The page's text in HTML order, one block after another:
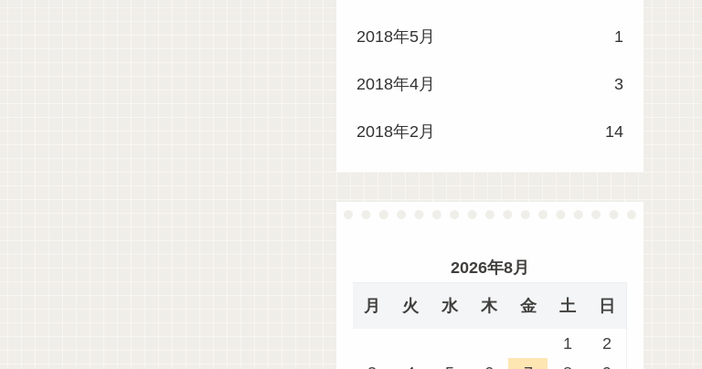
2018年5月 1
2018年4月 3
2018年2月 14
2026年8月
月 火 水 木 金 土 日
1
2